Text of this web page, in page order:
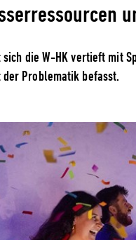
die W-HK vertieft mit
Problematik befasst.